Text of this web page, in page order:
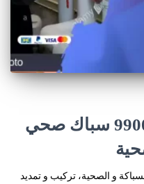
فني صحي بنيدر 99009522 سباك صحي
و الصحية، تركيب و تمديد